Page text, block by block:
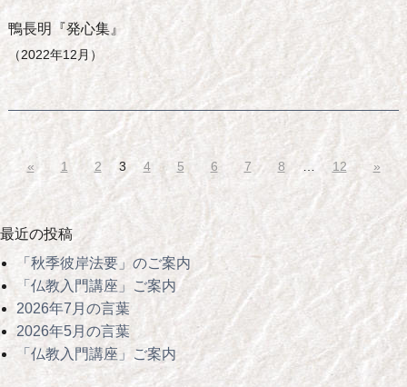
鴨長明『発心集』
（2022年12月）
« 1 2 3 4 5 6 7 8 … 12 »
最近の投稿
「秋季彼岸法要」のご案内
「仏教入門講座」ご案内
2026年7月の言葉
2026年5月の言葉
「仏教入門講座」ご案内